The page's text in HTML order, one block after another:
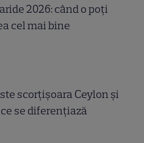
2026: când o poți
cel mai bine
scorțișoara Ceylon și
se diferențiază